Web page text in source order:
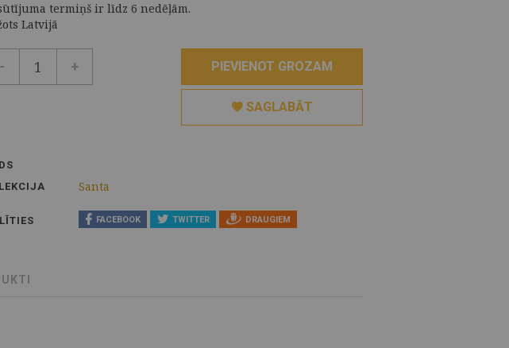
termiņš ir līdz 6 nedēļām.
Latvijā
- + PIEVIENOT GROZAM
SAGLABĀT
Santa
FACEBOOK TWITTER DRAUGIEM